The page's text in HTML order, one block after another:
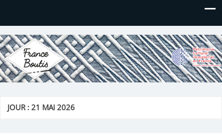
France Boutis
Le site de France Boutis
JOUR :21 MAI 2026